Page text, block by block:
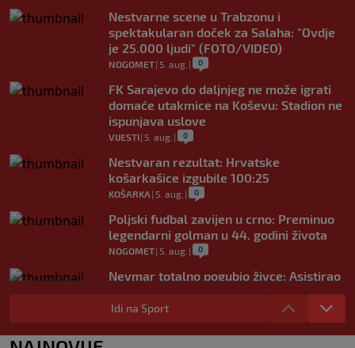
Nestvarne scene u Trabzonu i
spektakularan doček za Salaha: "Ovdje
je 25.000 ljudi" (FOTO/VIDEO)
NOGOMET| 5. aug. | 0
FK Sarajevo do daljnjeg ne može igrati
domaće utakmice na Koševu: Stadion ne
ispunjava uslove
VIJESTI| 5. aug. | 0
Nestvaran rezultat: Hrvatske
košarkašice izgubile 100:25
KOŠARKA | 5. aug. | 0
Poljski fudbal zavijen u crno: Preminuo
legendarni golman u 44. godini života
NOGOMET| 5. aug. | 0
Neymar totalno pogubio živce: Asistirao
za pobjedu, pa ušao u sukob s
navijačima (VIDEO)
Idi na Sport